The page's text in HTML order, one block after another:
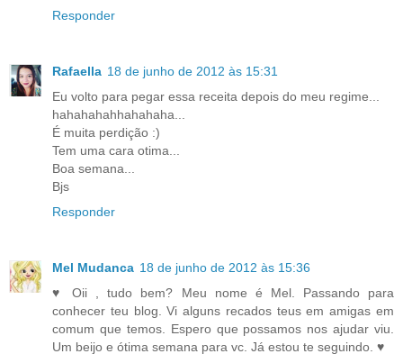
Responder
Rafaella 18 de junho de 2012 às 15:31
Eu volto para pegar essa receita depois do meu regime...
hahahahahhahahaha...
É muita perdição :)
Tem uma cara otima...
Boa semana...
Bjs
Responder
Mel Mudanca 18 de junho de 2012 às 15:36
♥ Oii , tudo bem? Meu nome é Mel. Passando para
conhecer teu blog. Vi alguns recados teus em amigas em
comum que temos. Espero que possamos nos ajudar viu.
Um beijo e ótima semana para vc. Já estou te seguindo. ♥